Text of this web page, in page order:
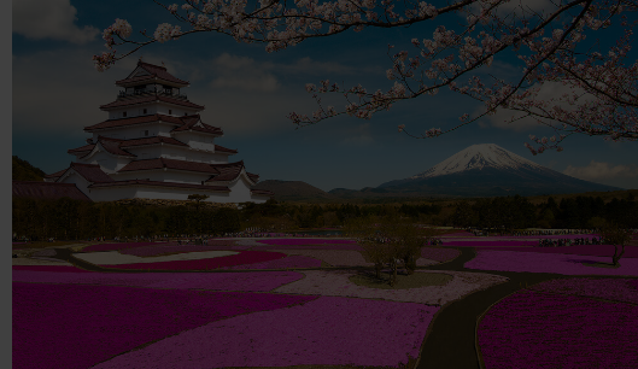
13 14 15 16
20 23
27 29 30
2 3 4
Najboljša cena